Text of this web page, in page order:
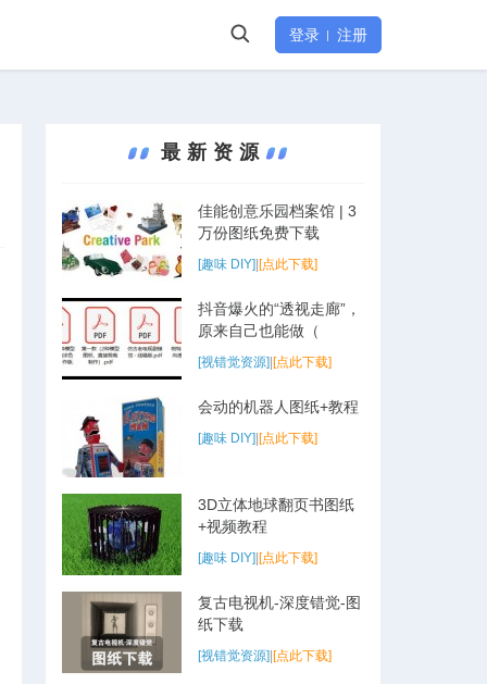
登录 注册
最新资源
佳能创意乐园档案馆 | 3
万份图纸免费下载
[趣味 DIY] [点此下载]
抖音爆火的“透视走廊”，
原来自己也能做（
[视错觉资源] [点此下载]
会动的机器人图纸+教程
[趣味 DIY] [点此下载]
3D立体地球翻页书图纸
+视频教程
[趣味 DIY] [点此下载]
复古电视机-深度错觉-图
纸下载
[视错觉资源] [点此下载]